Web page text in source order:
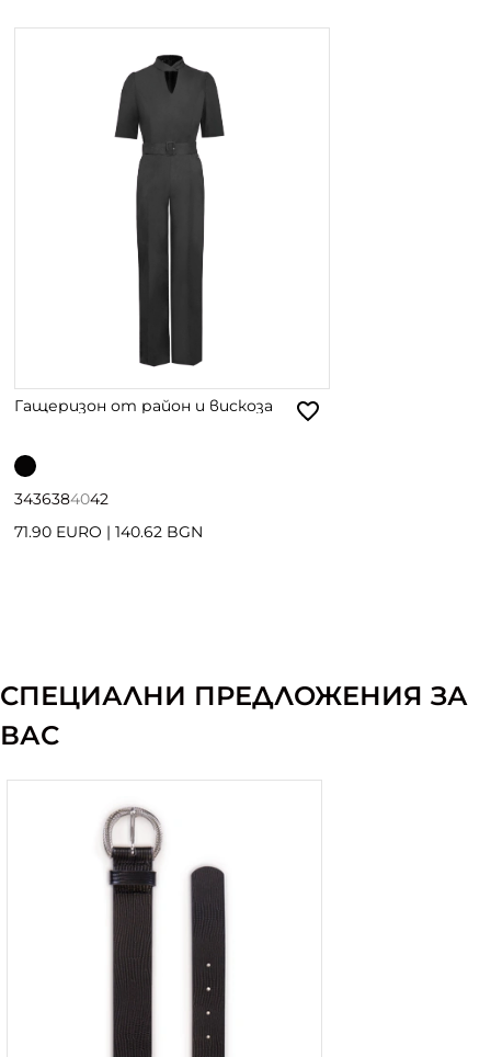
Гащеризон от район и вискоза
3436384042
71.90 EURO | 140.62 BGN
СПЕЦИАЛНИ ПРЕДЛОЖЕНИЯ ЗА
ВАС